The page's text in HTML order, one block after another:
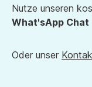
Nutze unseren
What'sApp Chat
Oder unser